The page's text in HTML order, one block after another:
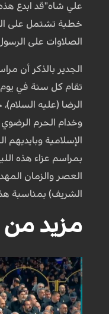
علي شاه"قد ابدع
خطبة تشتمل على
الصلاوات على
الجدير بالذكر أن
تقام كل سنة في يوم
الرضا (عليه
وخدام الحرم
الإسلامية
بمراسم عزاء هذه
العصر والزمان
الشريف) بمناسبة
مزيد من